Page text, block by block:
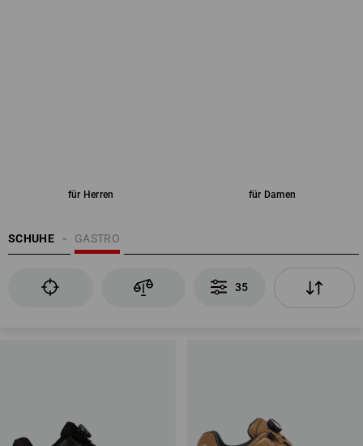
für Herren für Damen
SCHUHE GASTRO
35